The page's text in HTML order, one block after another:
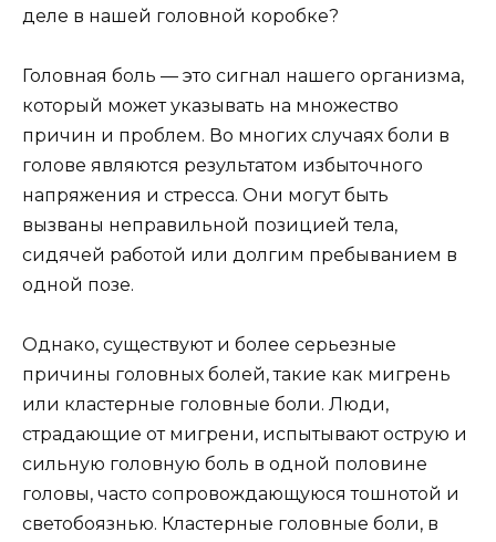
деле в нашей головной коробке?
Головная боль — это сигнал нашего организма,
который может указывать на множество
причин и проблем. Во многих случаях боли в
голове являются результатом избыточного
напряжения и стресса. Они могут быть
вызваны неправильной позицией тела,
сидячей работой или долгим пребыванием в
одной позе.
Однако, существуют и более серьезные
причины головных болей, такие как мигрень
или кластерные головные боли. Люди,
страдающие от мигрени, испытывают острую и
сильную головную боль в одной половине
головы, часто сопровождающуюся тошнотой и
светобоязнью. Кластерные головные боли, в